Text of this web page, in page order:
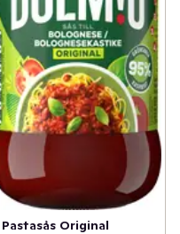
Pastasås Original